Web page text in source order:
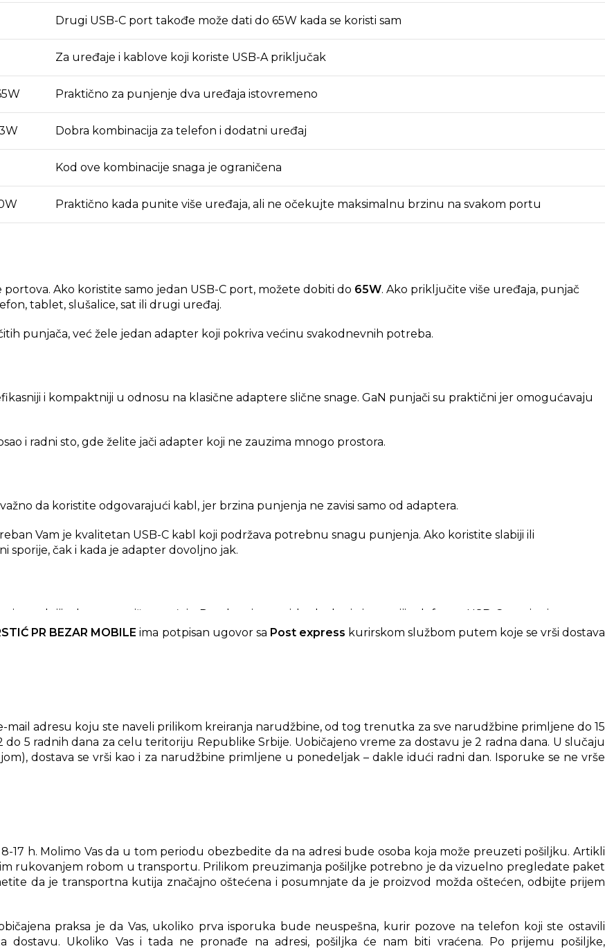
Drugi USB-C port takođe može dati do 65W kada se koristi sam
Za uređaje i kablove koji koriste USB-A priključak
Praktično za punjenje dva uređaja istovremeno
Dobra kombinacija za telefon i dodatni uređaj
Kod ove kombinacije snaga je ograničena
Praktično kada punite više uređaja, ali ne očekujte maksimalnu brzinu na svakom portu
Ako koristite samo jedan USB-C port, možete dobiti do 65W. Ako priključite više uređaja, punjač
tablet, slušalice, sat ili drugi uređaj.
punjača, već žele jedan adapter koji pokriva većinu svakodnevnih potreba.
i kompaktniji u odnosu na klasične adaptere slične snage. GaN punjači su praktični jer omogućavaju
i radni sto, gde želite jači adapter koji ne zauzima mnogo prostora.
da koristite odgovarajući kabl, jer brzina punjenja ne zavisi samo od adaptera.
Vam je kvalitetan USB-C kabl koji podržava potrebnu snagu punjenja. Ako koristite slabiji ili
čak i kada je adapter dovoljno jak.
adapter za više uređaja. Posebno ima smisla ako koristite noviji telefon sa USB-C punjenjem,
punjenje.
ili kao glavni adapter za radni sto.
podržava slabije punjenje, na primer 15W, 18W ili 20W. U tom slučaju će telefon raditi normalno, ali neće
punjenja, maksimalna fabrička brzina može biti dostupna samo uz originalni ili posebno kompatibilan
pre kupovine.
PR BEZAR MOBILE ima potpisan ugovor sa Post express kurirskom službom putem koje se vrši dostava
adresu koju ste naveli prilikom kreiranja narudžbine, od tog trenutka za sve narudžbine primljene do 15
5 radnih dana za celu teritoriju Republike Srbije. Uobičajeno vreme za dostavu je 2 radna dana. U slučaju
dostava se vrši kao i za narudžbine primljene u ponedeljak – dakle idući radni dan. Isporuke se ne vrše
h. Molimo Vas da u tom periodu obezbedite da na adresi bude osoba koja može preuzeti pošiljku. Artikli
rukovanjem robom u transportu. Prilikom preuzimanja pošiljke potrebno je da vizuelno pregledate paket
da je transportna kutija značajno oštećena i posumnjate da je proizvod možda oštećen, odbijte prijem
praksa je da Vas, ukoliko prva isporuka bude neuspešna, kurir pozove na telefon koji ste ostavili
Ukoliko Vas i tada ne pronađe na adresi, pošiljka će nam biti vraćena. Po prijemu pošiljke,